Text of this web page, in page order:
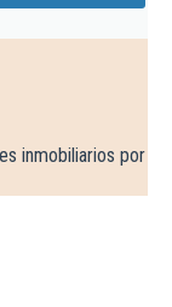
inmobiliarios por